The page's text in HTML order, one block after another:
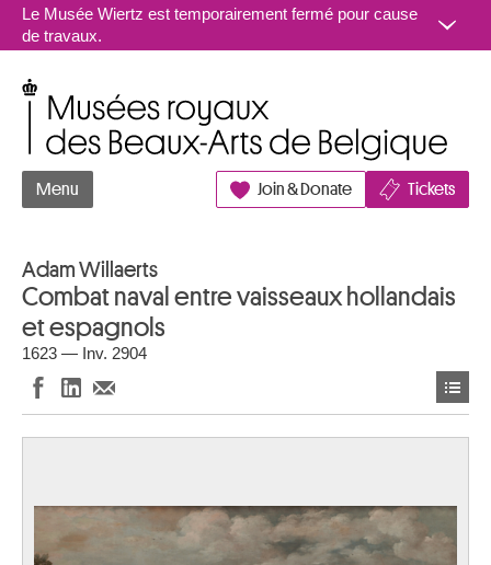
Aller au contenu
Le Musée Wiertz est temporairement fermé pour cause
de travaux.
Menu Join & Donate Tickets
Adam Willaerts
Combat naval entre vaisseaux hollandais
et espagnols
1623 — Inv. 2904